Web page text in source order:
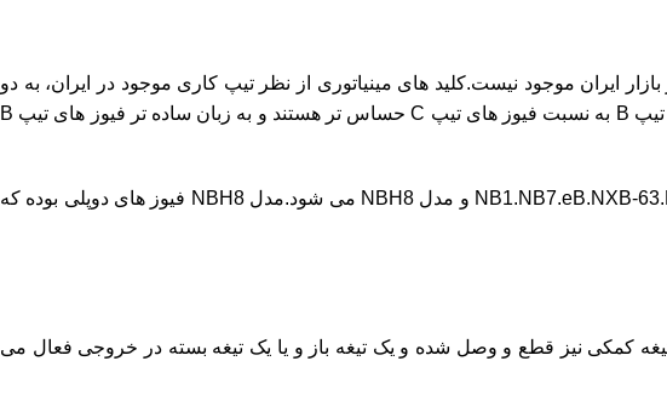
ایران موجود نیست.کلید های مینیاتوری از نظر تیپ کاری موجود در ایران، به دو
مدل B و C تقسیم می شوند که تیپ B برای مدار های روشنایی و تیپ C برای مدار های موتوری استفاده می شود.فیوز های تیپ B به نسبت فیوز های تیپ C حساس تر هستند و به زبان ساده تر فیوز های تیپ B
فیوز مینیاتوری چینت در نه دسته بسته منحصربه فرد تولید می شوند که شامل مدل های NB1.NB7.eB.NXB-63.NXB63H.DZ158.NXB-125.NH4 و مدل NBH8 می شود.مدل NBH8 فیوز های دوپلی بوده که
کمکی نیز قطع و وصل شده و یک تیغه باز و یا یک تیغه بسته در خروجی فعال می